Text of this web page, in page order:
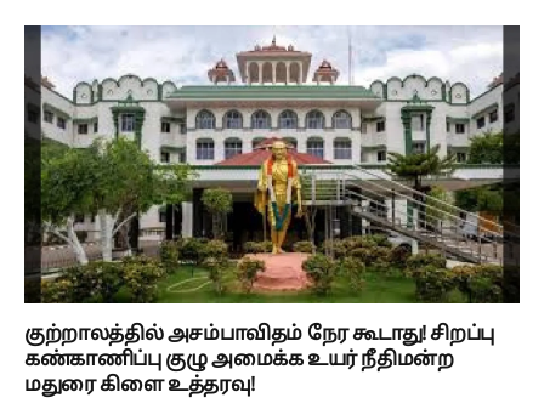
குற்றாலத்தில் அசம்பாவிதம் நேர கூடாது! சிறப்பு
கண்காணிப்பு குழு அமைக்க உயர் நீதிமன்ற
மதுரை கிளை உத்தரவு!